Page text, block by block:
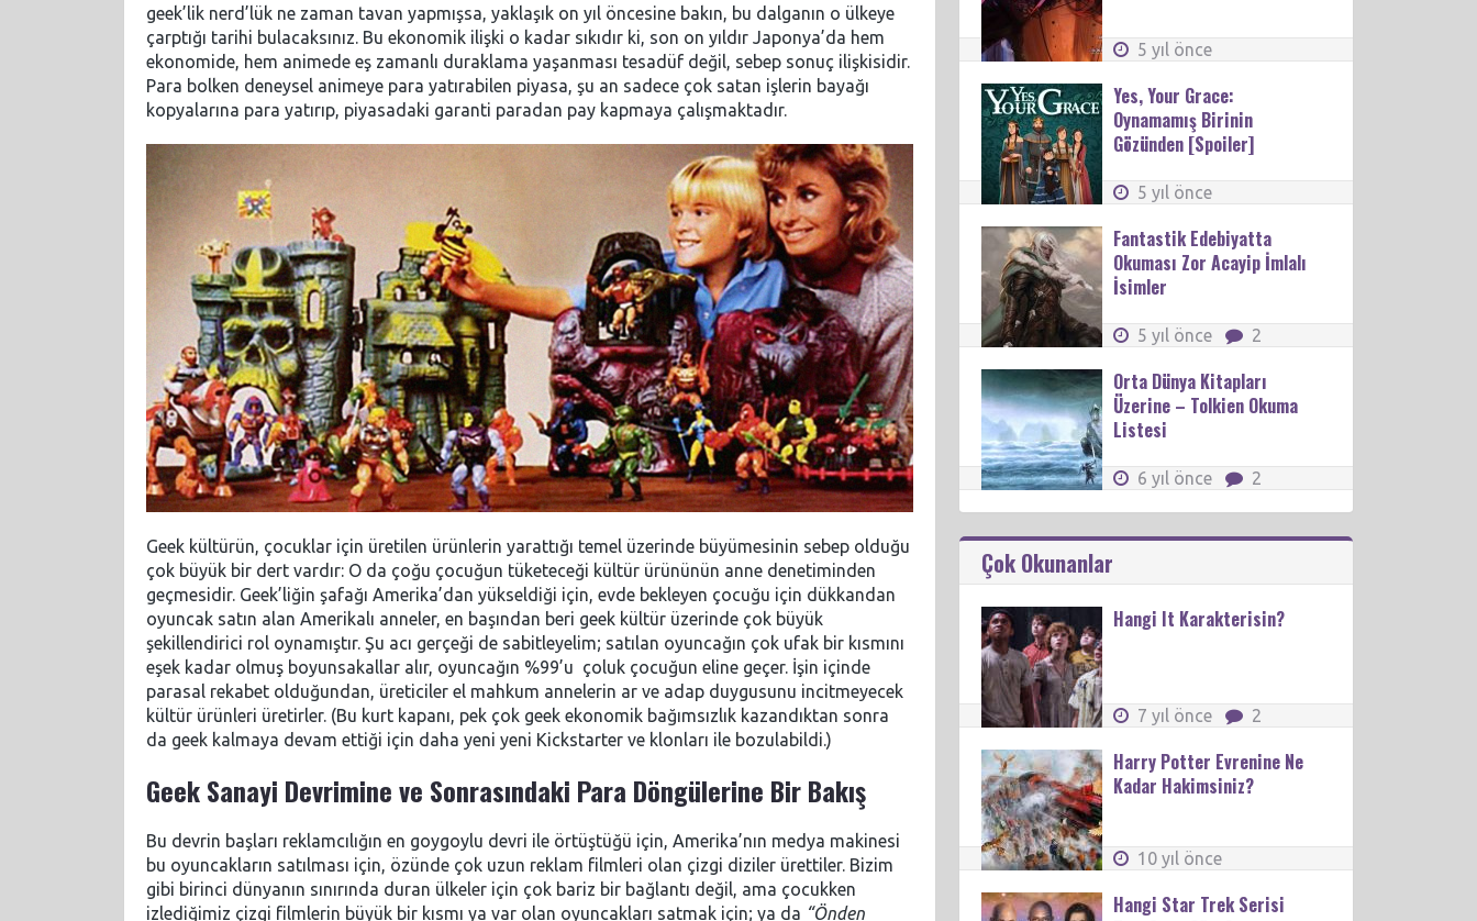
geek’lik nerd’lük ne zaman tavan yapmışsa, yaklaşık on yıl öncesine bakın, bu dalganın o ülkeye
çarptığı tarihi bulacaksınız. Bu ekonomik ilişki o kadar sıkıdır ki, son on yıldır Japonya’da hem
ekonomide, hem animede eş zamanlı duraklama yaşanması tesadüf değil, sebep sonuç ilişkisidir.
Para bolken deneysel animeye para yatırabilen piyasa, şu an sadece çok satan işlerin bayağı
kopyalarına para yatırıp, piyasadaki garanti paradan pay kapmaya çalışmaktadır.
Geek kültürün, çocuklar için üretilen ürünlerin yarattığı temel üzerinde büyümesinin sebep olduğu
çok büyük bir dert vardır: O da çoğu çocuğun tüketeceği kültür ürününün anne denetiminden
geçmesidir. Geek’liğin şafağı Amerika’dan yükseldiği için, evde bekleyen çocuğu için dükkandan
oyuncak satın alan Amerikalı anneler, en başından beri geek kültür üzerinde çok büyük
şekillendirici rol oynamıştır. Şu acı gerçeği de sabitleyelim; satılan oyuncağın çok ufak bir kısmını
eşek kadar olmuş boyunsakallar alır, oyuncağın %99’u çoluk çocuğun eline geçer. İşin içinde
parasal rekabet olduğundan, üreticiler el mahkum annelerin ar ve adap duygusunu incitmeyecek
kültür ürünleri üretirler. (Bu kurt kapanı, pek çok geek ekonomik bağımsızlık kazandıktan sonra
da geek kalmaya devam ettiği için daha yeni yeni Kickstarter ve klonları ile bozulabildi.)
Geek Sanayi Devrimine ve Sonrasındaki Para Döngülerine Bir Bakış
Bu devrin başları reklamcılığın en goygoylu devri ile örtüştüğü için, Amerika’nın medya makinesi
bu oyuncakların satılması için, özünde çok uzun reklam filmleri olan çizgi diziler ürettiler. Bizim
gibi birinci dünyanın sınırında duran ülkeler için çok bariz bir bağlantı değil, ama çocukken
izlediğimiz çizgi filmlerin büyük bir kısmı ya var olan oyuncakları satmak için; ya da “Önden
5 yıl önce
Yes, Your Grace:
Oynamamış Birinin
Gözünden [Spoiler]
5 yıl önce
Fantastik Edebiyatta
Okuması Zor Acayip İmlalı
İsimler
5 yıl önce 2
Orta Dünya Kitapları
Üzerine – Tolkien Okuma
Listesi
6 yıl önce 2
Çok Okunanlar
Hangi It Karakterisin?
7 yıl önce 2
Harry Potter Evrenine Ne
Kadar Hakimsiniz?
10 yıl önce
Hangi Star Trek Serisi